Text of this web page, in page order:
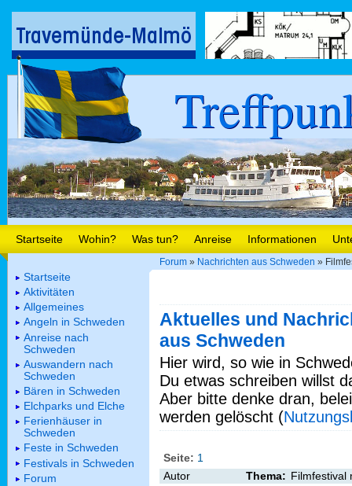
Startseite Wohin? Was tun? Anreise Informationen
Forum » Nachrichten aus Schweden »
Aktuelles und
aus Schweden
Hier wird, so wie in
Du etwas schreiben willst
Aber bitte denke dran,
werden gelöscht (
Seite: 1
Autor
Thema: Filmfestival
Startseite
Aktivitäten
Allgemeines
Angeln in Schweden
Anreise nach
Schweden
Auswandern nach
Schweden
Bären in Schweden
Elchparks und Elche
Ferienhäuser in
Schweden
Feste in Schweden
Festivals in Schweden
Forum